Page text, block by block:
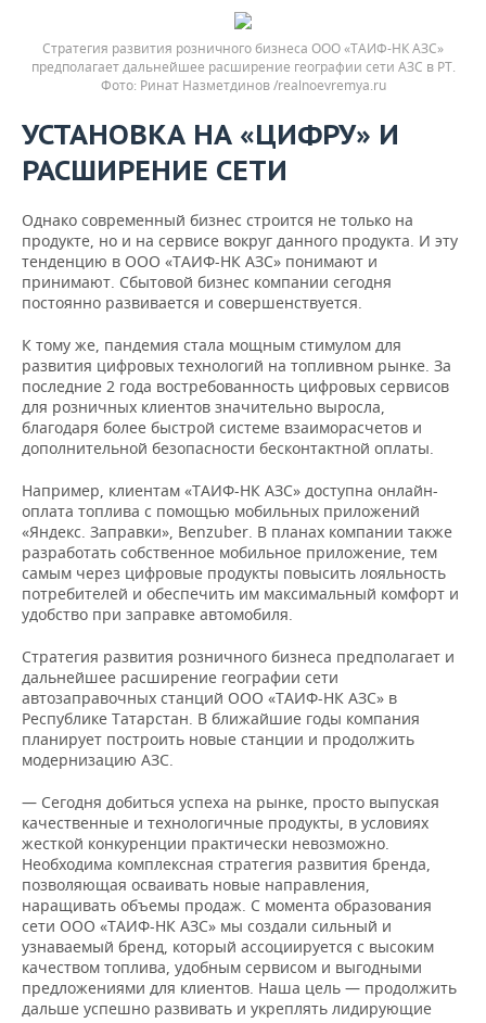
Стратегия развития розничного бизнеса ООО «ТАИФ-НК АЗС»
предполагает дальнейшее расширение географии сети АЗС в РТ.
Фото: Ринат Назметдинов /realnoevremya.ru
УСТАНОВКА НА «ЦИФРУ» И
РАСШИРЕНИЕ СЕТИ
Однако современный бизнес строится не только на
продукте, но и на сервисе вокруг данного продукта. И эту
тенденцию в ООО «ТАИФ-НК АЗС» понимают и
принимают. Сбытовой бизнес компании сегодня
постоянно развивается и совершенствуется.
К тому же, пандемия стала мощным стимулом для
развития цифровых технологий на топливном рынке. За
последние 2 года востребованность цифровых сервисов
для розничных клиентов значительно выросла,
благодаря более быстрой системе взаиморасчетов и
дополнительной безопасности бесконтактной оплаты.
Например, клиентам «ТАИФ-НК АЗС» доступна онлайн-
оплата топлива с помощью мобильных приложений
«Яндекс. Заправки», Benzuber. В планах компании также
разработать собственное мобильное приложение, тем
самым через цифровые продукты повысить лояльность
потребителей и обеспечить им максимальный комфорт и
удобство при заправке автомобиля.
Стратегия развития розничного бизнеса предполагает и
дальнейшее расширение географии сети
автозаправочных станций ООО «ТАИФ-НК АЗС» в
Республике Татарстан. В ближайшие годы компания
планирует построить новые станции и продолжить
модернизацию АЗС.
— Сегодня добиться успеха на рынке, просто выпуская
качественные и технологичные продукты, в условиях
жесткой конкуренции практически невозможно.
Необходима комплексная стратегия развития бренда,
позволяющая осваивать новые направления,
наращивать объемы продаж. С момента образования
сети ООО «ТАИФ-НК АЗС» мы создали сильный и
узнаваемый бренд, который ассоциируется с высоким
качеством топлива, удобным сервисом и выгодными
предложениями для клиентов. Наша цель — продолжить
дальше успешно развивать и укреплять лидирующие